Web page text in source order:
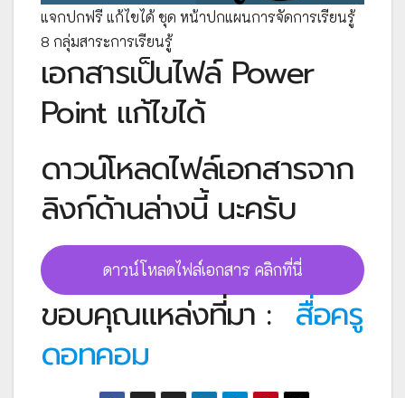
แจกปกฟรี แก้ไขได้ ชุด หน้าปกแผนการจัดการเรียนรู้
8 กลุ่มสาระการเรียนรู้
เอกสารเป็นไฟล์ Power
Point แก้ไขได้
ดาวน์โหลดไฟล์เอกสารจาก
ลิงก์ด้านล่างนี้ นะครับ
ดาวน์โหลดไฟล์เอกสาร คลิกที่นี่
ขอบคุณแหล่งที่มา : สื่อครู
ดอทคอม